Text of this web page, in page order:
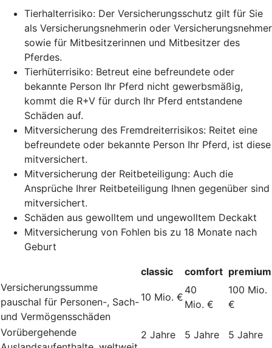
Tierhalterrisiko: Der Versicherungsschutz gilt für Sie
als Versicherungsnehmerin oder Versicherungsnehmer
sowie für Mitbesitzerinnen und Mitbesitzer des
Pferdes.
Tierhüterrisiko: Betreut eine befreundete oder
bekannte Person Ihr Pferd nicht gewerbsmäßig,
kommt die R+V für durch Ihr Pferd entstandene
Schäden auf.
Mitversicherung des Fremdreiterrisikos: Reitet eine
befreundete oder bekannte Person Ihr Pferd, ist diese
mitversichert.
Mitversicherung der Reitbeteiligung: Auch die
Ansprüche Ihrer Reitbeteiligung Ihnen gegenüber sind
mitversichert.
Schäden aus gewolltem und ungewolltem Deckakt
Mitversicherung von Fohlen bis zu 18 Monate nach
Geburt
classic comfort premium
Versicherungssumme
pauschal für Personen-, Sach-
und Vermögensschäden
10 Mio. €
40
Mio. €
100 Mio.
€
Vorübergehende
2 Jahre 5 Jahre 5 Jahre